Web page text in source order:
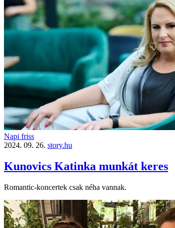
Napi friss
2024. 09. 26. story.hu
Kunovics Katinka munkát keres
Romantic-koncertek csak néha vannak.